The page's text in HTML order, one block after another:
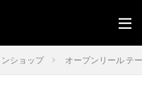
ショップ オープンリール テ